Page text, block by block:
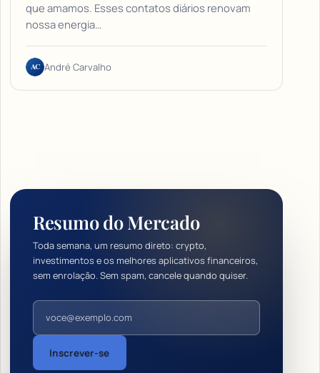
que amamos. Esses contatos diários renovam
nossa energia…
AC André Carvalho
Resumo do Mercado
Toda semana, um resumo direto: crypto,
investimentos e os melhores aplicativos financeiros,
sem enrolação. Sem spam, cancele quando quiser.
Endereço de e-mail
Inscrever-se